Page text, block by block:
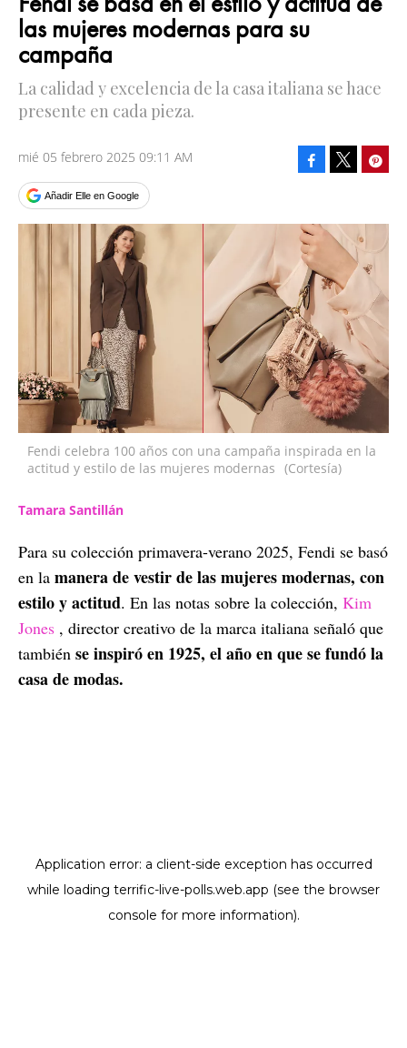
las mujeres modernas para su
campaña
La calidad y excelencia de la casa italiana se hace
presente en cada pieza.
mié 05 febrero 2025 09:11 AM
Añadir Elle en Google
Facebook
Fendi celebra 100 años con una campaña inspirada en la
actitud y estilo de las mujeres modernas (Cortesía)
Tamara Santillán
Para su colección primavera-verano 2025, Fendi se basó
en la manera de vestir de las mujeres modernas, con
estilo y actitud. En las notas sobre la colección, Kim
Jones , director creativo de la marca italiana señaló que
también se inspiró en 1925, el año en que se fundó la
casa de modas.